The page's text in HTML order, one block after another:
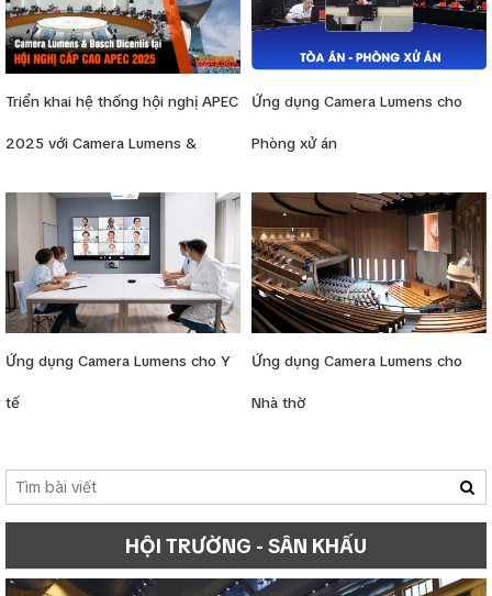
Triển khai hệ thống hội nghị APEC
2025 với Camera Lumens &
Ứng dụng Camera Lumens cho
Phòng xử án
Ứng dụng Camera Lumens cho Y
tế
Ứng dụng Camera Lumens cho
Nhà thờ
HỘI TRƯỜNG - SÂN KHẤU